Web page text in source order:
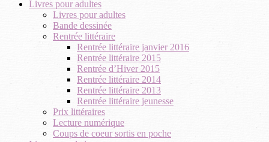
Livres pour adultes
Livres pour adultes
Bande dessinée
Rentrée littéraire
Rentrée littéraire janvier 2016
Rentrée littéraire 2015
Rentrée d’Hiver 2015
Rentrée littéraire 2014
Rentrée littéraire 2013
Rentrée littéraire jeunesse
Prix littéraires
Lecture numérique
Coups de coeur sortis en poche